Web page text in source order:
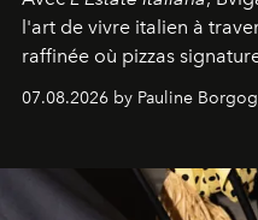
l'art de vivre italien à
raffinée où pizzas
d'exception composent
07.08.2026 by Pauline